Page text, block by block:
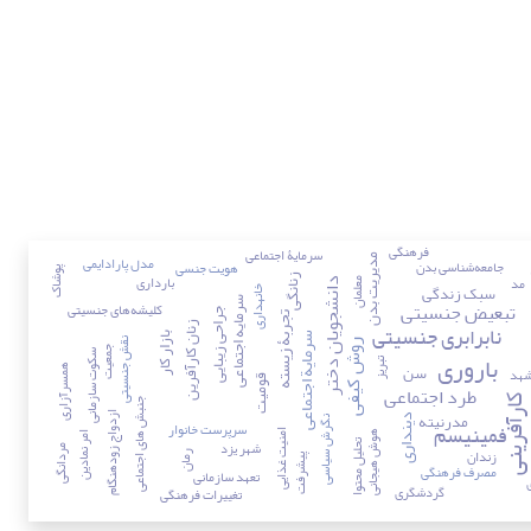
باروری
کارآفرینیفمینیسم
نابرابری جنسیتی روش کیفی طرد اجتماعی
تبعیض جنسیتی دانشجویان دخترسرمایة اجتماعیتجربۀ زیسته
دینداری
قومیت
سرمایه اجتماعیجراحی زیباییزنان کارآفرین
مدیریت بدن سبک زندگی
بازار کار
زنانگی
سن
مدرنیته
جنبش های اجتماعی نگرش سیاسی هوش هیجانی
کلیشه‌های جنسیتی
امنیت غذایی
جامعه‌شناسی بدن
سرپرست خانوار
سکوت سازمانینقش جنسیتی همسرآزاری
مصرف فرهنگی
سرمایۀ اجتماعی
بارداری
خانه‏داری
شهر یزد زندان ازدواج زودهنگام تحلیل محتوا تعهد سازمانی
فرهنگی مدل پارادایمی
گردشگری
معلمان مد
تغییرات فرهنگی
مردانگی
هویت جنسی
تبریز
پوشاک
جمعیت
پیشرفت رمان امر نمادین